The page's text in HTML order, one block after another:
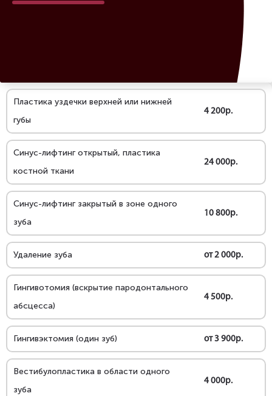
Пластика уздечки верхней или нижней
губы
4 200р.
Синус-лифтинг открытый, пластика
костной ткани
24 000р.
Синус-лифтинг закрытый в зоне одного
зуба
10 800р.
Удаление зуба от 2 000р.
Гингивотомия (вскрытие пародонтального
абсцесса)
4 500р.
Гингивэктомия (один зуб) от 3 900р.
Вестибулопластика в области одного
зуба
4 000р.